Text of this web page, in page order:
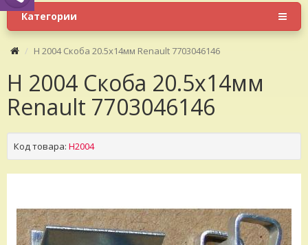
Категории
H 2004 Скоба 20.5x14мм Renault 7703046146
H 2004 Скоба 20.5x14мм
Renault 7703046146
Код товара: H2004